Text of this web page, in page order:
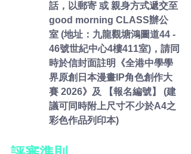
話，以郵寄 或 親身方式遞交至
good morning CLASS辦公
室 (地址：九龍觀塘鴻圖道44 -
46號世紀中心4樓411室)，請同
時於信封面註明《全港中學學
界原創日本漫畫IP角色創作大
賽 2026》及 【報名編號】 (建
議可同時附上尺寸不少於A4之
彩色作品列印本)